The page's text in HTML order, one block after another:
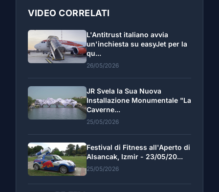
VIDEO CORRELATI
L'Antitrust italiano avvia
un'inchiesta su easyJet per la
qu...
26/05/2026
JR Svela la Sua Nuova
Installazione Monumentale "La
Caverne...
25/05/2026
Festival di Fitness all'Aperto di
Alsancak, Izmir - 23/05/20...
25/05/2026